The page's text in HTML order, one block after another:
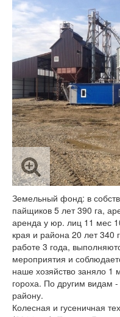
Земельный фонд: в
пайщиков 5 лет 390 га,
аренда у юр. лиц 11 мес
края и района 20 лет 340
работе 3 года,
мероприятия и
наше хозяйство заняло 1
гороха. По другим видам
району.
Колесная и гусеничная